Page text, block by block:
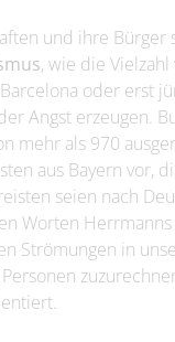
und ihre
, wie die
oder erst
Angst erzeugen.
mehr als 970
aus Bayern vor,
seien nach
Worten
Strömungen in